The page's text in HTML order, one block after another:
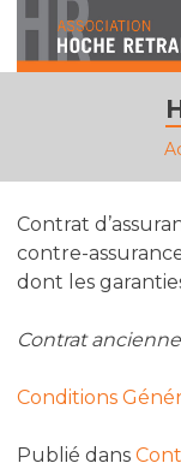
Skip
content
Contrat
contre-
dont les
Contrat
Conditions
Publié dans